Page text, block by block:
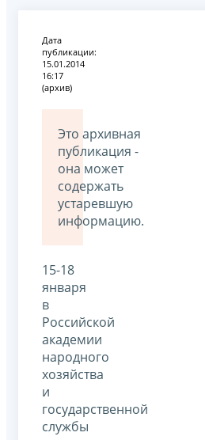
Дата
публикации:
15.01.2014
16:17
(архив)
Это архивная
публикация -
она может
содержать
устаревшую
информацию.
15-18
января
в
Российской
академии
народного
хозяйства
и
государственной
службы